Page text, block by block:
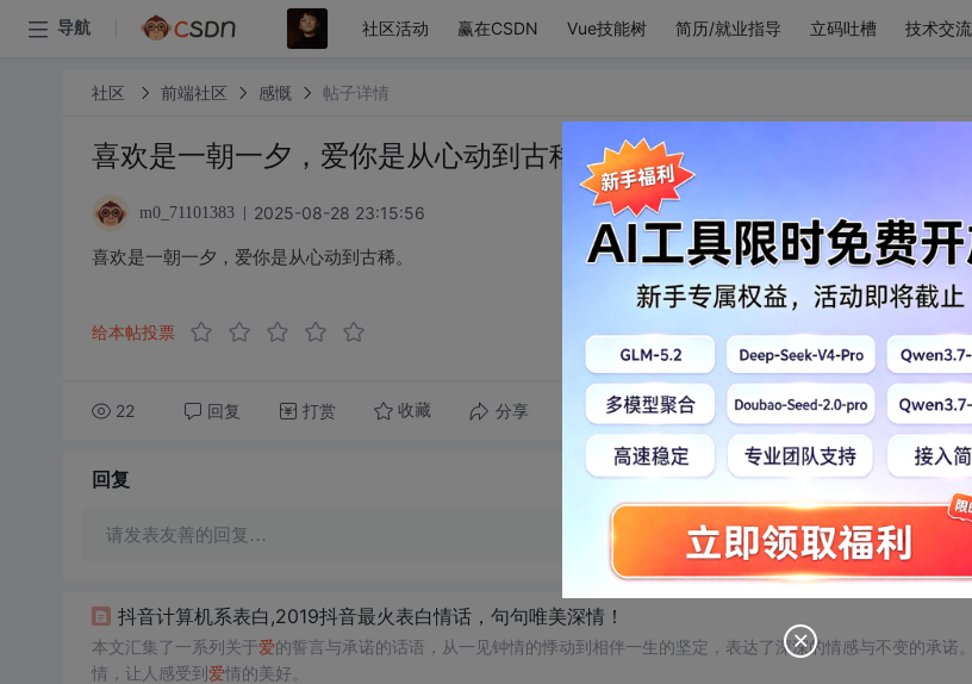
导航 社区活动 赢在CSDN Vue技能树 简历/就业指导 立码吐槽 技术交流
社区 前端社区 感慨 帖子详情
喜欢是一朝一夕，爱你是从心动到古稀。
m0_71101383 2025-08-28 23:15:56
喜欢是一朝一夕，爱你是从心动到古稀。
给本帖投票
22 回复 打赏 收藏 分享 转发到动态 举报
回复
请发表友善的回复…
抖音计算机系表白,2019抖音最火表白情话，句句唯美深情！
本文汇集了一系列关于爱的誓言与承诺的话语，从一见钟情的悸动到相伴一生的坚定，表达了深深的情感与不变的承诺
情，让人感受到爱情的美好。